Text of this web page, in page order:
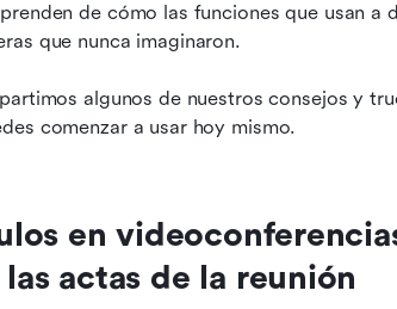
de cómo las funciones que usan a
que nunca imaginaron.
algunos de nuestros consejos y
comenzar a usar hoy mismo.
en
actas de la reunión